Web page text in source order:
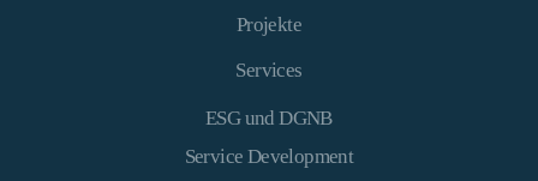
Projekte
Services
ESG und DGNB
Service Development